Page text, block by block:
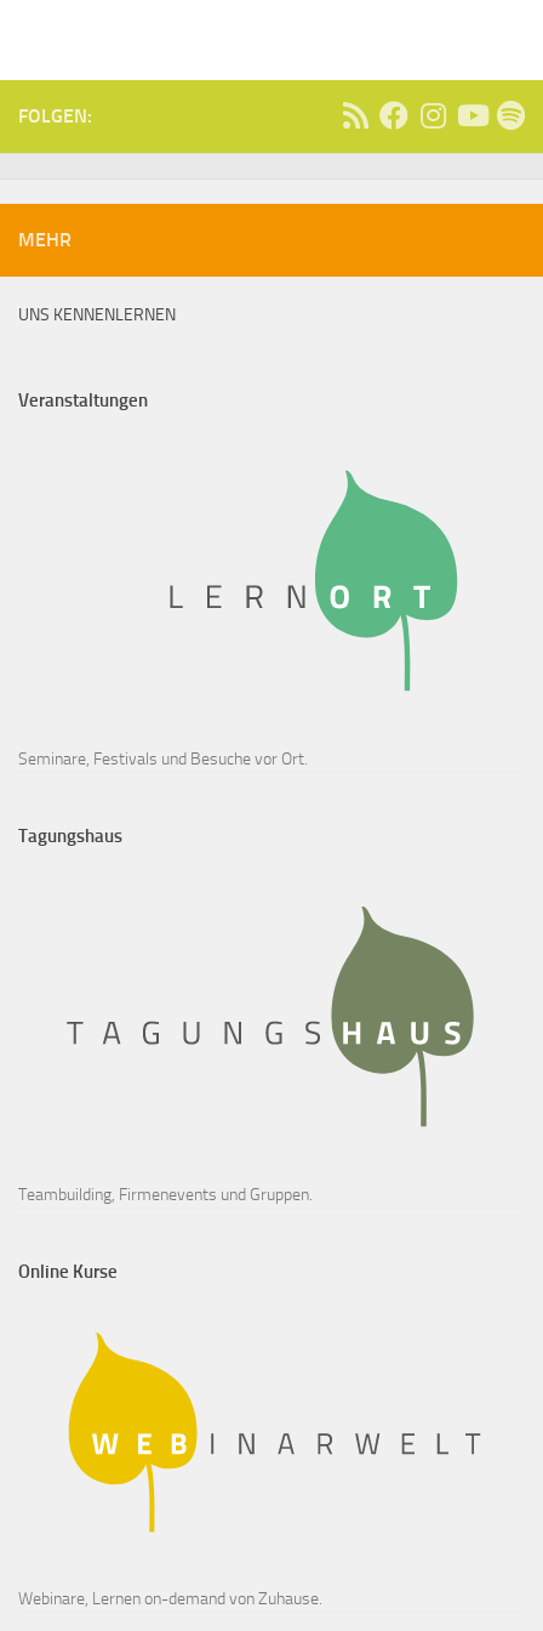
FOLGEN:
MEHR
UNS KENNENLERNEN
Veranstaltungen
Seminare, Festivals und Besuche vor Ort.
Tagungshaus
Teambuilding, Firmenevents und Gruppen.
Online Kurse
Webinare, Lernen on-demand von Zuhause.